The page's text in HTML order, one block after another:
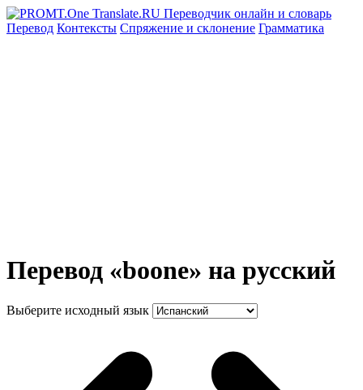
Перевод Контексты Спряжение и склонение Грамматика
Перевод «boone» на русский
Выберите исходный язык